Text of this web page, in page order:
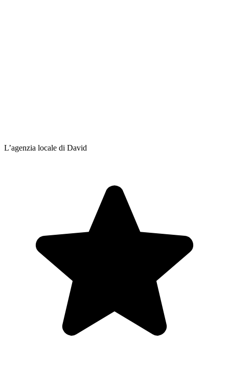
L’agenzia locale di David